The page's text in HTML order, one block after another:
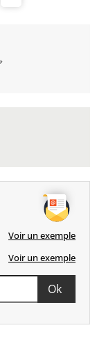
Voir un exemple
Voir un exemple